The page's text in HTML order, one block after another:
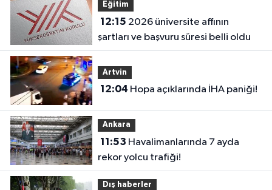
Eğitim
12:15
şartları ve başvuru süresi belli oldu
Artvin
12:04 Hopa açıklarında İHA paniği!
Ankara
11:53
rekor yolcu trafiği!
Dış haberler